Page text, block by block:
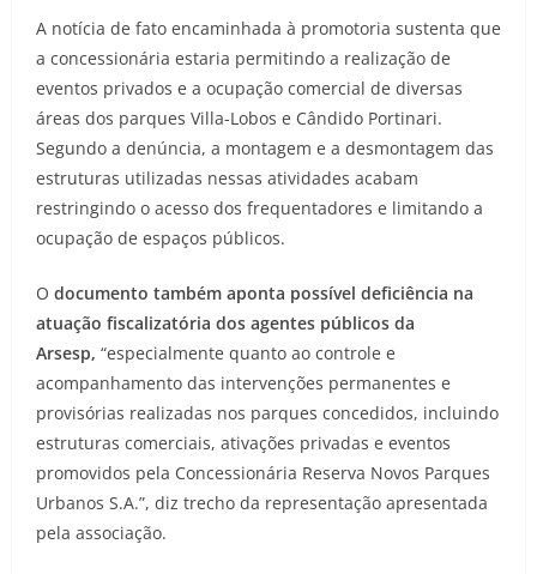
A notícia de fato encaminhada à promotoria sustenta que
a concessionária estaria permitindo a realização de
eventos privados e a ocupação comercial de diversas
áreas dos parques Villa-Lobos e Cândido Portinari.
Segundo a denúncia, a montagem e a desmontagem das
estruturas utilizadas nessas atividades acabam
restringindo o acesso dos frequentadores e limitando a
ocupação de espaços públicos.
O documento também aponta possível deficiência na
atuação fiscalizatória dos agentes públicos da
Arsesp, “especialmente quanto ao controle e
acompanhamento das intervenções permanentes e
provisórias realizadas nos parques concedidos, incluindo
estruturas comerciais, ativações privadas e eventos
promovidos pela Concessionária Reserva Novos Parques
Urbanos S.A.”, diz trecho da representação apresentada
pela associação.